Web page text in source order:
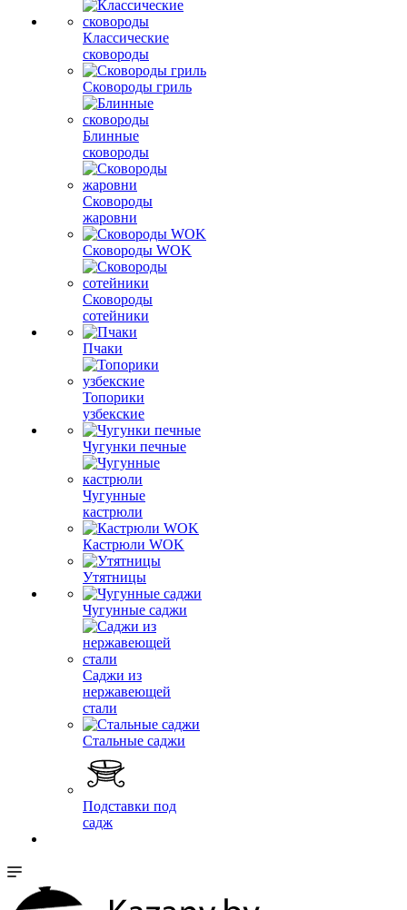
Классические
сковороды
Сковороды гриль
Блинные
сковороды
Сковороды
жаровни
Сковороды WOK
Сковороды
сотейники
Пчаки
Топорики
узбекские
Чугунки печные
Чугунные
кастрюли
Кастрюли WOK
Утятницы
Чугунные саджи
Саджи из
нержавеющей
стали
Стальные саджи
Подставки под
садж